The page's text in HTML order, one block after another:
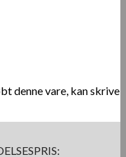
denne vare, kan skrive